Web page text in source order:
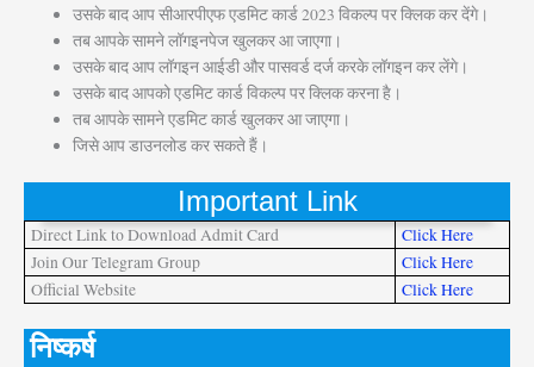
उसके बाद आप सीआरपीएफ एडमिट कार्ड 2023 विकल्प पर क्लिक कर देंगे।
तब आपके सामने लॉगइनपेज खुलकर आ जाएगा।
उसके बाद आप लॉगइन आईडी और पासवर्ड दर्ज करके लॉगइन कर लेंगे।
उसके बाद आपको एडमिट कार्ड विकल्प पर क्लिक करना है।
तब आपके सामने एडमिट कार्ड खुलकर आ जाएगा।
जिसे आप डाउनलोड कर सकते हैं।
Important Link
Direct Link to Download Admit Card
Click Here
Join Our Telegram Group
Click Here
Official Website
Click Here
निष्कर्ष